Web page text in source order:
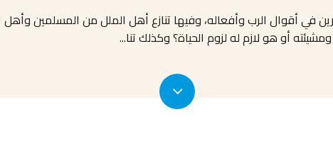
في أقوال الرب وأفعاله، وفيها تنازع أهل الملل من المسلمين
أو هو لازم له لزوم الحياة؟ وكذلك تنا...